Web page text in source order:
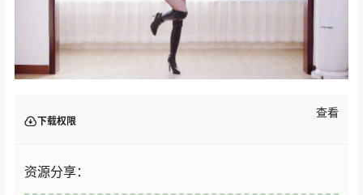
下载权限
查看
资源分享：